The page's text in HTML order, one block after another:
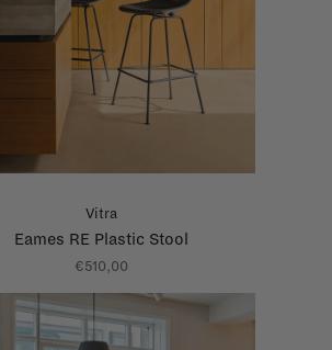
Vitra
Eames RE Plastic Stool
€510,00